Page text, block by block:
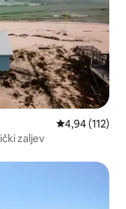
Prosječna
4,94 (112)
zaljev
„Odabrali gosti”